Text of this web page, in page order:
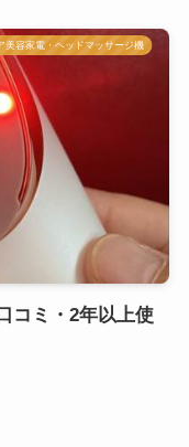
美容家電・ヘッドマッサージ機
コミ・2年以上使